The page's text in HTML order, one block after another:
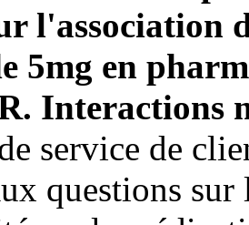
l'association
5mg en
Interactions
service de
questions